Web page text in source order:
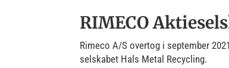
RIMECO
Rimeco A/S overtog i september
selskabet Hals Metal Recycling.